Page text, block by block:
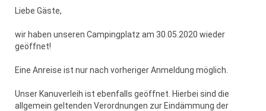
Liebe Gäste,
wir haben unseren Campingplatz am 30.05.2020 wieder
geöffnet!
Eine Anreise ist nur nach vorheriger Anmeldung möglich.
Unser Kanuverleih ist ebenfalls geöffnet. Hierbei sind die
allgemein geltenden Verordnungen zur Eindämmung der